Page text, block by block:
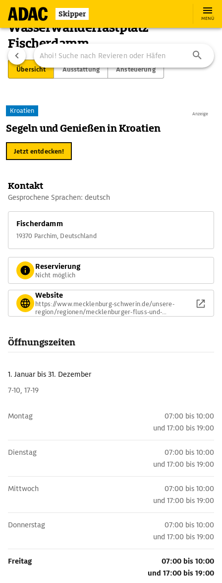
Skipper MENÜ
Wasserwanderrastplatz
Fischerdamm
Übersicht Ausstattung Ansteuerung
Anzeige
Kroatien
Segeln und Genießen in Kroatien
Jetzt entdecken!
Kontakt
Gesprochene Sprachen: deutsch
Fischerdamm
19370 Parchim, Deutschland
Reservierung
Nicht möglich
Website
https://www.mecklenburg-schwerin.de/unsere-
region/regionen/mecklenburger-fluss-und-
Öffnungszeiten
1. Januar bis 31. Dezember
7-10, 17-19
Montag
07:00 bis 10:00
und 17:00 bis 19:00
Dienstag
07:00 bis 10:00
und 17:00 bis 19:00
Mittwoch
07:00 bis 10:00
und 17:00 bis 19:00
Donnerstag
07:00 bis 10:00
und 17:00 bis 19:00
Freitag
07:00 bis 10:00
und 17:00 bis 19:00